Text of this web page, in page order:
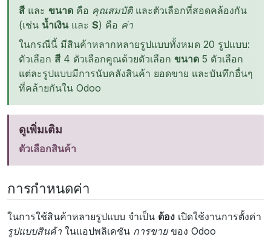
สี และ ขนาด คือ คุณสมบัติและตัวเลือกที่สอดคล้องกัน
(เช่น น้ำเงินและ S) คือ ค่า
ในกรณีนี้ มีสินค้าหลากหลายรูปแบบทั้งหมด 20 รูปแบบ:
ตัวเลือก สี 4 ตัวเลือกคูณด้วยตัวเลือก ขนาด 5 ตัวเลือก
แต่ละรูปแบบมีการนับคลังสินค้า ยอดขาย และบันทึกอื่นๆ
ที่คล้ายกันใน Odoo
ดูเพิ่มเติม
ตัวเลือกสินค้า
การกำหนดค่า
ในการใช้สินค้าหลายรูปแบบ จำเป็น ต้อง เปิดใช้งานการตั้งค่า
รูปแบบสินค้า ในแอปพลิเคชัน การขายของ Odoo